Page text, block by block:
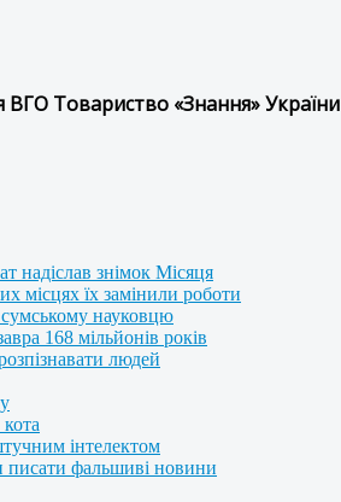
ВГО Товариство «Знання» України
надіслав знімок Місяця
місцях їх замінили роботи
сумському науковцю
168 мільйонів років
людей
інтелектом
писати фальшиві новини